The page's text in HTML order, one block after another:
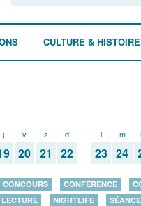
CULTURE & HISTOIRE
j v
20
s
21
d
22
l
23
m
24
CONCOURS CONFÉRENCE
LECTURE NIGHTLIFE